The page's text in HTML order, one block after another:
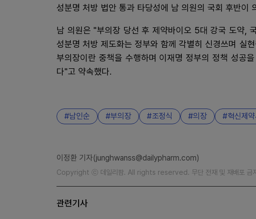
성분명 처방 법안 통과 타당성에 남 의원의 국회 후반이
남 의원은 "부의장 당선 후 제약바이오 5대 강국 도약,
성분명 처방 제도화는 정부와 함께 각별히 신경쓰며 실
부의장이란 중책을 수행하며 이재명 정부의 정책 성공
다"고 약속했다.
남인순 부의장 조정식 의장 혁신제
이정환 기자(junghwanss@dailypharm.com)
Copyright ⓒ 데일리팜. All rights reserved. 무단 전재 및 재배포 금
관련기사